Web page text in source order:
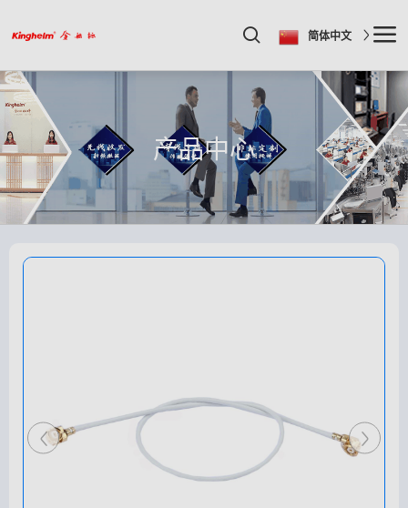
简体中文
产品中心